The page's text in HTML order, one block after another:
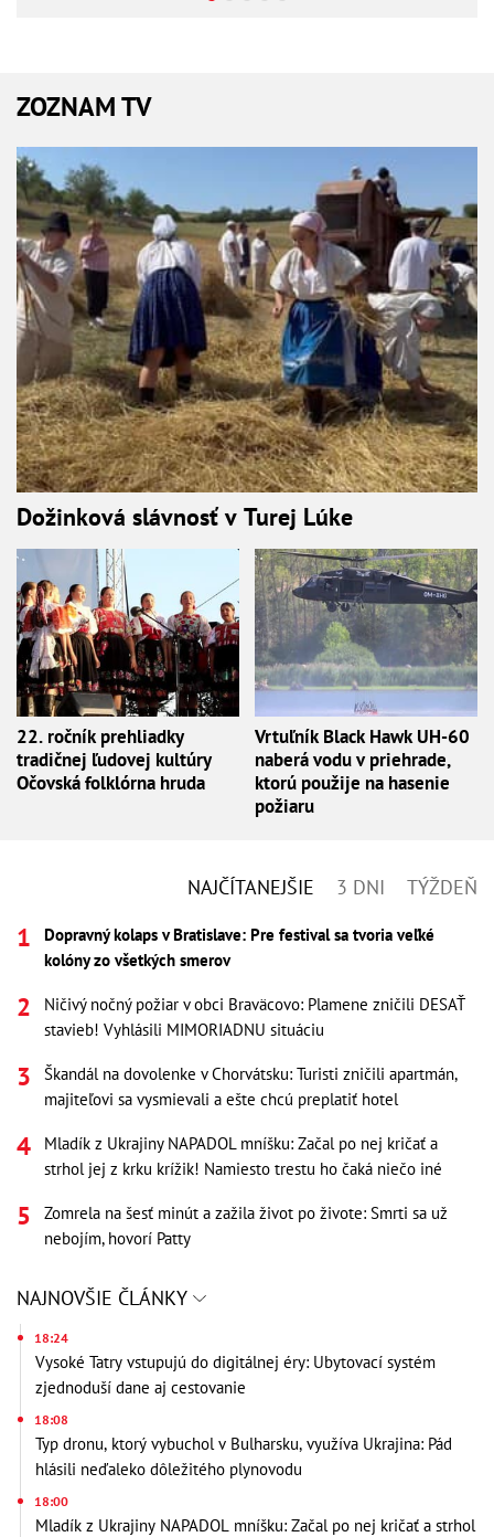
ZOZNAM TV
Dožinková slávnosť v Turej Lúke
22. ročník prehliadky
tradičnej ľudovej kultúry
Očovská folklórna hruda
Vrtuľník Black Hawk UH-60
naberá vodu v priehrade,
ktorú použije na hasenie
požiaru
NAJČÍTANEJŠIE 3 DNI TÝŽDEŇ
Dopravný kolaps v Bratislave: Pre festival sa tvoria veľké
kolóny zo všetkých smerov
Ničivý nočný požiar v obci Braväcovo: Plamene zničili DESAŤ
stavieb! Vyhlásili MIMORIADNU situáciu
Škandál na dovolenke v Chorvátsku: Turisti zničili apartmán,
majiteľovi sa vysmievali a ešte chcú preplatiť hotel
Mladík z Ukrajiny NAPADOL mníšku: Začal po nej kričať a
strhol jej z krku krížik! Namiesto trestu ho čaká niečo iné
Zomrela na šesť minút a zažila život po živote: Smrti sa už
nebojím, hovorí Patty
NAJNOVŠIE ČLÁNKY
18:24
Vysoké Tatry vstupujú do digitálnej éry: Ubytovací systém
zjednoduší dane aj cestovanie
18:08
Typ dronu, ktorý vybuchol v Bulharsku, využíva Ukrajina: Pád
hlásili neďaleko dôležitého plynovodu
18:00
Mladík z Ukrajiny NAPADOL mníšku: Začal po nej kričať a strhol